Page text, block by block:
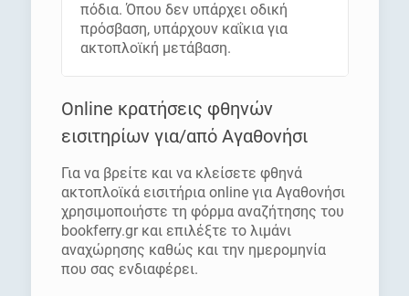
πόδια. Όπου δεν υπάρχει οδική
πρόσβαση, υπάρχουν καΐκια για
ακτοπλοϊκή μετάβαση.
Online κρατήσεις φθηνών
εισιτηρίων για/από Αγαθονήσι
Για να βρείτε και να κλείσετε φθηνά
ακτοπλοϊκά εισιτήρια online για Αγαθονήσι
χρησιμοποιήστε τη φόρμα αναζήτησης του
bookferry.gr και επιλέξτε το λιμάνι
αναχώρησης καθώς και την ημερομηνία
που σας ενδιαφέρει.